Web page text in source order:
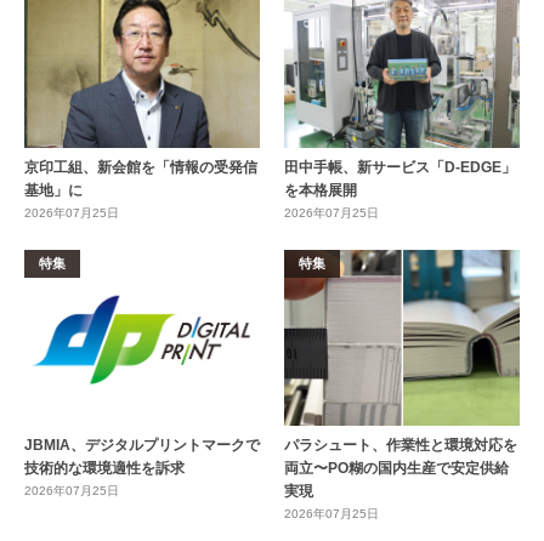
京印工組、新会館を「情報の受発信
基地」に
2026年07月25日
田中手帳、新サービス「D-EDGE」
を本格展開
2026年07月25日
特集
JBMIA、デジタルプリントマークで
技術的な環境適性を訴求
2026年07月25日
特集
パラシュート、作業性と環境対応を
両立〜PO糊の国内生産で安定供給
実現
2026年07月25日